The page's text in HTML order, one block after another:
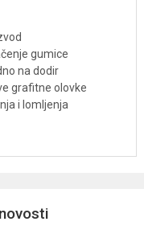
gumice
na dodir
grafitne olovke
i lomljenja
upotrebu
te praktičan poklon